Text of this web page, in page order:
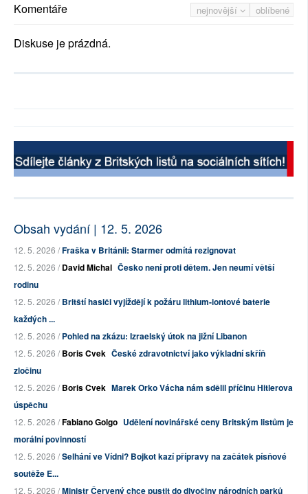
nejnovější oblíbené
Komentáře
Diskuse je prázdná.
Obsah vydání | 12. 5. 2026
12. 5. 2026 /Fraška v Británii: Starmer odmítá rezignovat
12. 5. 2026 /David Michal Česko není proti dětem. Jen neumí větší
rodinu
12. 5. 2026 /Britští hasiči vyjíždějí k požáru lithium-iontové baterie
každých ...
12. 5. 2026 /Pohled na zkázu: Izraelský útok na jižní Libanon
12. 5. 2026 /Boris Cvek České zdravotnictví jako výkladní skříň
zločinu
12. 5. 2026 /Boris Cvek Marek Orko Vácha nám sdělil příčinu Hitlerova
úspěchu
12. 5. 2026 /Fabiano Golgo Udělení novinářské ceny Britským listům je
morální povinností
12. 5. 2026 /Selhání ve Vídni? Bojkot kazí přípravy na začátek písňové
soutěže E...
12. 5. 2026 /Ministr Červený chce pustit do divočiny národních parků